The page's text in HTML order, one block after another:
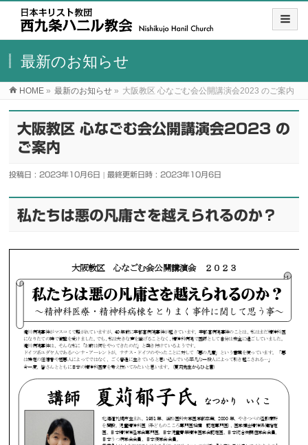
最新のお知らせ
HOME » 最新のお知らせ » 大阪教区 心なごむ会公開講演会2023 のご案内
大阪教区 心なごむ会公開講演会2023 の
ご案内
投稿日 : 2023年10月6日 最終更新日時 : 2023年10月6日
私たちは悪の凡庸さを越えられるのか？